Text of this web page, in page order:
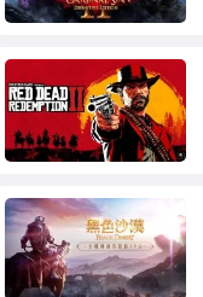
目前最丰富的RPG游
戏。
最真实的西部